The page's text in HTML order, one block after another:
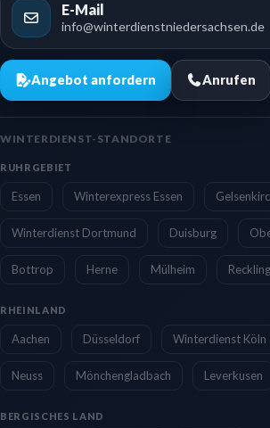
E-Mail
info@winterdienstniedersachsen.de
Angebot anfordern Anrufen
WINTERDIENST-STANDORTE
RUHRGEBIET
Essen Winterexpress Essen
Winterdienst Dortmund Duisburg
Bottrop Herne Mülheim
RHEINLAND
Aachen Düsseldorf Winterdienst Köln
Neuss Mönchengladbach Leverkusen
BERGISCHES LAND